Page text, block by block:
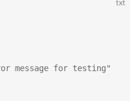
txt
message for testing"